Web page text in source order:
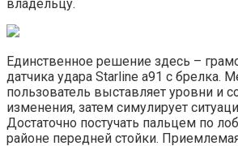
владельцу.
Единственное решение здесь –
датчика удара Starline a91 с брелка.
пользователь выставляет уровни и
изменения, затем симулирует
Достаточно постучать пальцем по
районе передней стойки.